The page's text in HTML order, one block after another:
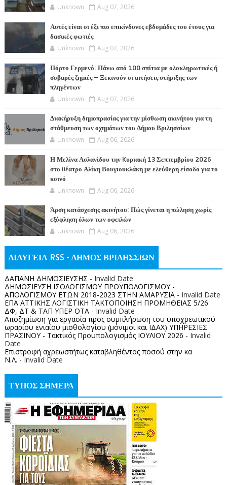
Unknown Aug 07, 2026
Αυτές είναι οι έξι πιο επικίνδυνες εβδομάδες του έτους για
δασικές φωτιές
Unknown Aug 07, 2026
Πόρτο Γερμενό: Πάνω από 100 σπίτια με ολοκληρωτικές ή
σοβαρές ζημιές – Ξεκινούν οι αιτήσεις στήριξης των
πληγέντων
Unknown Aug 07, 2026
Διακήρυξη δημοπρασίας για την μίσθωση ακινήτου για τη
στάθμευση των οχημάτων του Δήμου Βριλησσίων
Unknown Aug 06, 2026
Η Μελίνα Ασλανίδου την Kυριακή 13 Σεπτεμβρίου 2026
στο θέατρο Αλίκη Βουγιουκλάκη με ελεύθερη είσοδο για το
κοινό
Unknown Aug 06, 2026
Άρση κατάσχεσης ακινήτου: Πώς γίνεται η πώληση χωρίς
εξόφληση όλων των οφειλών
Unknown Aug 06, 2026
ΔΙΑΥΓΕΙΑ RSS - ΔΗΜΟΣ ΒΡΙΛΗΣΣΙΩΝ
ΔΑΠΑΝΗ ΔΗΜΟΣΙΕΥΣΗΣ - Invalid Date
ΔΗΜΟΣΙΕΥΣΗ ΙΣΟΛΟΓΙΣΜΟΥ ΠΡΟΫΠΟΛΟΓΙΣΜΟΥ -
ΑΠΟΛΟΓΙΣΜΟΥ ΕΤΩΝ 2018-2023 ΣΤΗΝ ΑΜΑΡΥΣΙΑ- Invalid Date
ΕΠΑ ΑΤΤΙΚΗΣ ΛΟΓΙΣΤΙΚΗ ΤΑΚΤΟΠΟΙΗΣΗ ΠΡΟΜΗΘΕΙΑΣ 5/26
ΔΦ, ΔΤ & ΤΑΠ ΥΠΕΡ ΟΤΑ- Invalid Date
Αποζημίωση για εργασία προς συμπλήρωση του υποχρεωτικού
ωραρίου ενιαίου μισθολογίου (μόνιμοι και ΙΔΑΧ) ΥΠΗΡΕΣΙΕΣ
ΠΡΑΣΙΝΟΥ - Τακτικός Προυπολογισμός ΙΟΥΛΙΟΥ 2026 - Invalid
Date
Επιστροφή αχρεωστήτως καταβληθέντος ποσoύ στην κα
Ν.Λ. - Invalid Date
ΤΥΠΟΣ ΣΗΜΕΡΑ